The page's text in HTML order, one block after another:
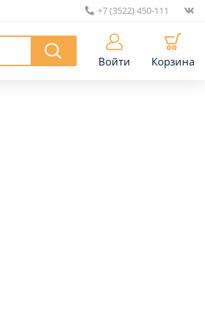
+7 (3522) 450-111
Войти Корзина